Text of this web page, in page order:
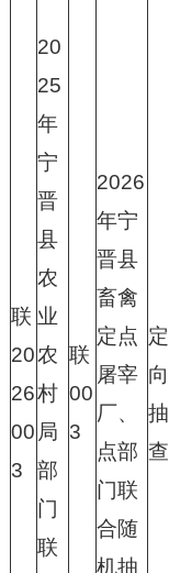
联
20
26
00
3
20
25
年
宁
晋
县
农
业
农
村
局
部
门
联
联
00
3
2026
年宁
晋县
畜禽
定点
屠宰
厂、
点部
门联
合随
机抽
定
向
抽
查